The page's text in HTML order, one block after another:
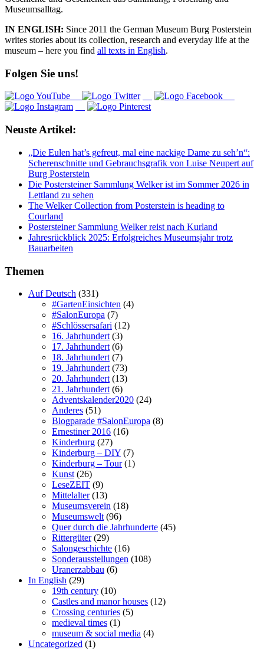
Museumsalltag.
IN ENGLISH: Since 2011 the German Museum Burg Posterstein
writes stories about its collection, research and everyday life at the
museum – here you find all texts in English.
Folgen Sie uns!
Neuste Artikel:
„Die Eulen hat’s gefreut, mal eine nackige Dame zu seh’n“:
Scherenschnitte und Gebrauchsgrafik von Luise Neupert auf
Burg Posterstein
Die Postersteiner Sammlung Welker ist im Sommer 2026 in
Lettland zu sehen
The Welker Collection from Posterstein is heading to
Courland
Postersteiner Sammlung Welker reist nach Kurland
Jahresrückblick 2025: Erfolgreiches Museumsjahr trotz
Bauarbeiten
Themen
Auf Deutsch (331)
#GartenEinsichten (4)
#SalonEuropa (7)
#Schlössersafari (12)
16. Jahrhundert (3)
17. Jahrhundert (6)
18. Jahrhundert (7)
19. Jahrhundert (73)
20. Jahrhundert (13)
21. Jahrhundert (6)
Adventskalender2020 (24)
Anderes (51)
Blogparade #SalonEuropa (8)
Ernestiner 2016 (16)
Kinderburg (27)
Kinderburg – DIY (7)
Kinderburg – Tour(1)
Kunst (26)
LeseZEIT (9)
Mittelalter(13)
Museumsverein (18)
Museumswelt (96)
Quer durch die Jahrhunderte (45)
Rittergüter(29)
Salongeschichte (16)
Sonderausstellungen (108)
Uranerzabbau (6)
In English (29)
19th century (10)
Castles and manor houses (12)
Crossing centuries (5)
medieval times (1)
museum & social media (4)
Uncategorized (1)